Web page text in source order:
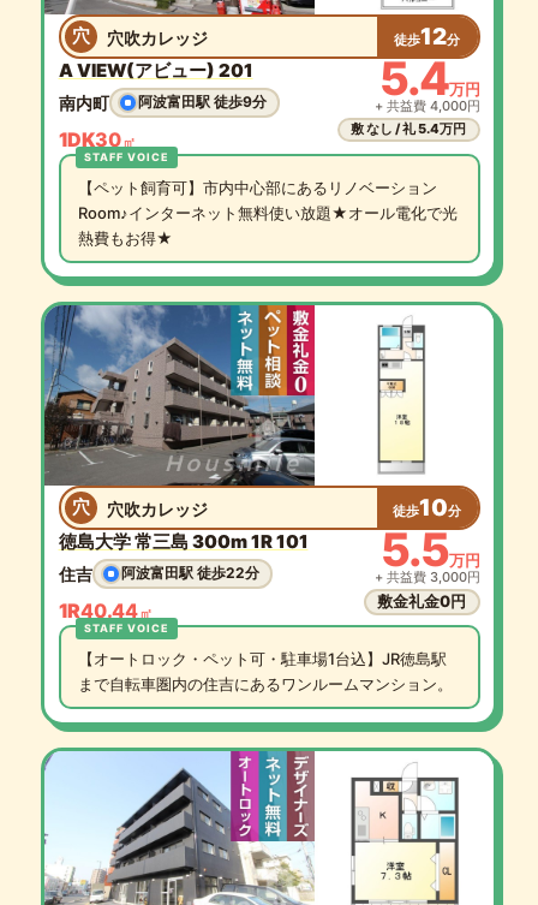
穴 穴吹カレッジ 徒歩12分
A VIEW(アビュー) 201
南内町 阿波富田駅 徒歩9分
1DK30㎡
5.4万円
+ 共益費 4,000円
敷 なし / 礼 5.4万円
【ペット飼育可】市内中心部にあるリノベーション
Room♪インターネット無料使い放題★オール電化で光
熱費もお得★
穴 穴吹カレッジ 徒歩10分
徳島大学 常三島 300m 1R 101
住吉 阿波富田駅 徒歩22分
1R40.44㎡
5.5万円
+ 共益費 3,000円
敷金礼金0円
【オートロック・ペット可・駐車場1台込】JR徳島駅
まで自転車圏内の住吉にあるワンルームマンション。